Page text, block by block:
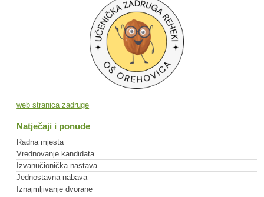
web stranica zadruge
Natječaji i ponude
Radna mjesta
Vrednovanje kandidata
Izvanučionička nastava
Jednostavna nabava
Iznajmljivanje dvorane